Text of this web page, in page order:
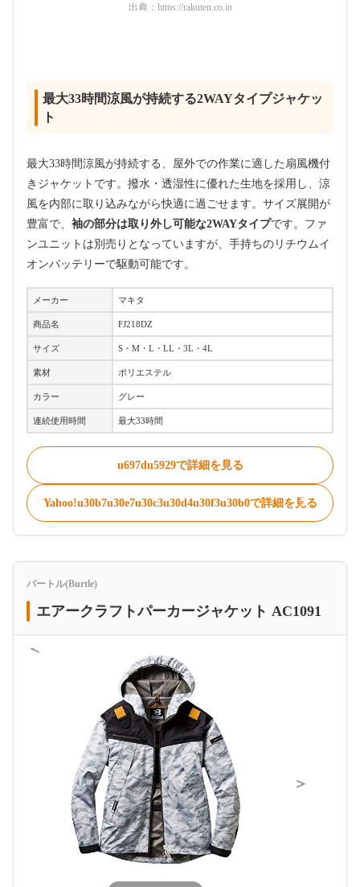
出典： https://rakuten.co.jp
最大33時間涼風が持続する2WAYタイプジャケッ
ト
最大33時間涼風が持続する、屋外での作業に適した扇風機付
きジャケットです。撥水・透湿性に優れた生地を採用し、涼
風を内部に取り込みながら快適に過ごせます。サイズ展開が
豊富で、 袖の部分は取り外し可能な2WAYタイプです。ファ
ンユニットは別売りとなっていますが、手持ちのリチウムイ
オンバッテリーで駆動可能です。
メーカー マキタ
商品名 FJ218DZ
サイズ S・M・L・LL・3L・4L
素材 ポリエステル
カラー グレー
連続使用時間 最大33時間
u697du5929で詳細を見る
Yahoo!u30b7u30e7u30c3u30d4u30f3u30b0で詳細を見る
バートル(Burtle)
エアークラフトパーカージャケット AC1091
＜
＞